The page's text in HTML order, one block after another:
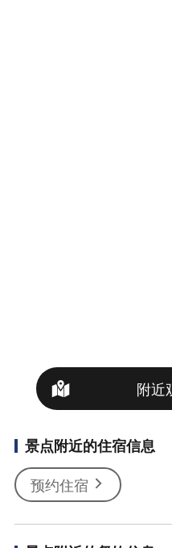
附近
景点附近的住宿信息
预约住宿